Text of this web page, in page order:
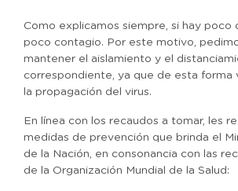
Como explicamos siempre, si hay poco
poco contagio. Por este motivo,
mantener el aislamiento y el
correspondiente, ya que de esta forma
la propagación del virus.
En línea con los recaudos a tomar, les
medidas de prevención que brinda el
de la Nación, en consonancia con las
de la Organización Mundial de la Salud: